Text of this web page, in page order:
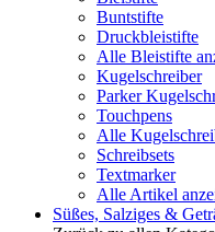
Buntstifte
Druckbleistifte
Alle Bleistifte
Kugelschreiber
Parker
Touchpens
Alle
Schreibsets
Textmarker
Alle Artikel
Süßes, Salziges &